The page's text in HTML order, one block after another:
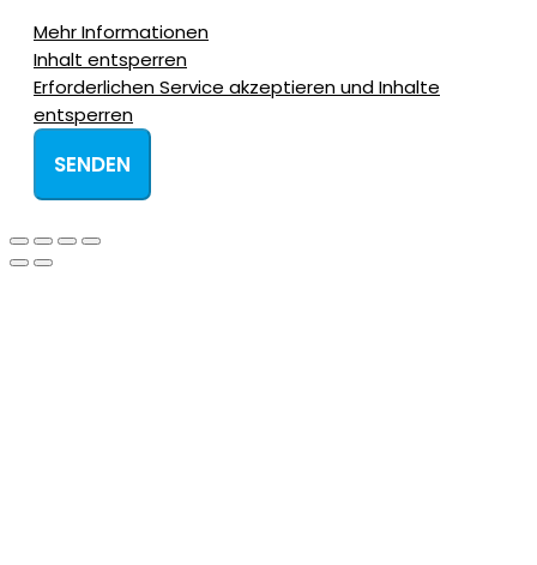
Mehr Informationen
Inhalt entsperren
Erforderlichen Service akzeptieren und Inhalte
entsperren
SENDEN